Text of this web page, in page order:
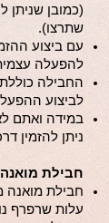
(כמובן שניתן
שתרצו).
עם ביצוע
להפעלה
החבילה
לביצוע
במידה ואתם
ניתן להזמין
חבילת
עלות שרפרף נוסף